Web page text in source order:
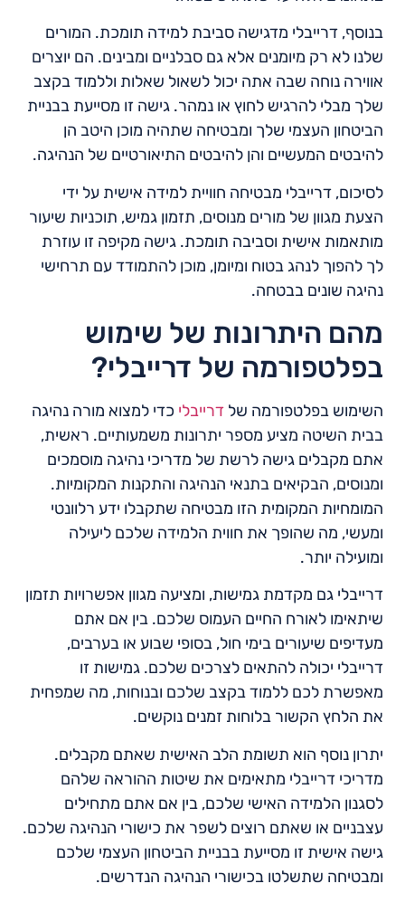
בנוסף, דרייבלי מדגישה סביבת למידה תומכת. המורים
שלנו לא רק מיומנים אלא גם סבלניים ומבינים. הם יוצרים
אווירה נוחה שבה אתה יכול לשאול שאלות וללמוד בקצב
שלך מבלי להרגיש לחוץ או נמהר. גישה זו מסייעת בבניית
הביטחון העצמי שלך ומבטיחה שתהיה מוכן היטב הן
להיבטים המעשיים והן להיבטים התיאורטיים של הנהיגה.
לסיכום, דרייבלי מבטיחה חוויית למידה אישית על ידי
הצעת מגוון של מורים מנוסים, תזמון גמיש, תוכניות שיעור
מותאמות אישית וסביבה תומכת. גישה מקיפה זו עוזרת
לך להפוך לנהג בטוח ומיומן, מוכן להתמודד עם תרחישי
נהיגה שונים בבטחה.
מהם היתרונות של שימוש
בפלטפורמה של דרייבלי?
השימוש בפלטפורמה של דרייבלי כדי למצוא מורה נהיגה
בבית השיטה מציע מספר יתרונות משמעותיים. ראשית,
אתם מקבלים גישה לרשת של מדריכי נהיגה מוסמכים
ומנוסים, הבקיאים בתנאי הנהיגה והתקנות המקומיות.
המומחיות המקומית הזו מבטיחה שתקבלו ידע רלוונטי
ומעשי, מה שהופך את חווית הלמידה שלכם ליעילה
ומועילה יותר.
דרייבלי גם מקדמת גמישות, ומציעה מגוון אפשרויות תזמון
שיתאימו לאורח החיים העמוס שלכם. בין אם אתם
מעדיפים שיעורים בימי חול, בסופי שבוע או בערבים,
דרייבלי יכולה להתאים לצרכים שלכם. גמישות זו
מאפשרת לכם ללמוד בקצב שלכם ובנוחות, מה שמפחית
את הלחץ הקשור בלוחות זמנים נוקשים.
יתרון נוסף הוא תשומת הלב האישית שאתם מקבלים.
מדריכי דרייבלי מתאימים את שיטות ההוראה שלהם
לסגנון הלמידה האישי שלכם, בין אם אתם מתחילים
עצבניים או שאתם רוצים לשפר את כישורי הנהיגה שלכם.
גישה אישית זו מסייעת בבניית הביטחון העצמי שלכם
ומבטיחה שתשלטו בכישורי הנהיגה הנדרשים.